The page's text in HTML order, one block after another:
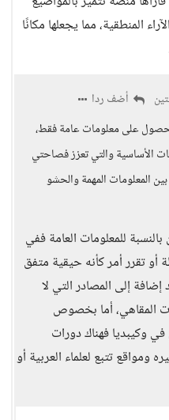
المنطقية، مما يجعلها مكانًا
أضف ردا
على معلومات عامة فقط،
الأساسية والتي تعزز فصاحتي
بين المعلومات المهمة والحشو
للمعلومات العامة ففي
تقرر أمر كأنه حيقية متفق
إلى المصادر التي لا
المقاهي، أما بخصوص
وكيبديا فهناك دورات
تتبع لعلماء العربية أو